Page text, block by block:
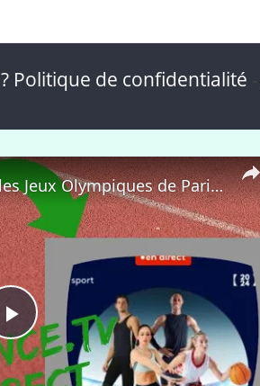
? Politique de confidentialité
P
🇫🇷 Regarder France TV et les Jeux Olympiques de Paris 2024 depuis l'Étranger Gratuitement ! 📺🏅